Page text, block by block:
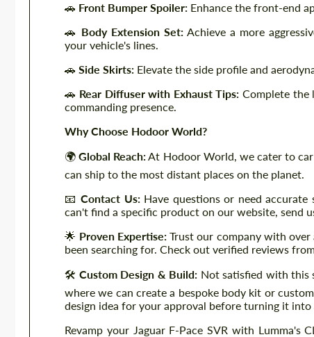
🚗 Front Bumper Spoiler: Enhance the front-end
🚗 Body Extension Set: Achieve a more
your vehicle's lines.
🚗 Side Skirts: Elevate the side profile and
🚗 Rear Diffuser with Exhaust Tips: Complete the
commanding presence.
Why Choose Hodoor World?
🌍Global Reach:At Hodoor World, we cater to
can ship to the most distant places on the planet.
📧Contact Us:Have questions or need accurate
can't find a specific product on our website, send
🌟 Proven Expertise:Trust our company with over
been searching for. Check out verified reviews
🛠️ Custom Design & Build: Not satisfied with this
where we can create a bespoke body kit or
design idea for your approval before turning it
Revamp your Jaguar F-Pace SVR with